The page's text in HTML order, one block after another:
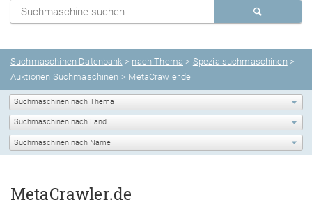
Suchmaschinen Datenbank > nach Thema > Spezialsuchmaschinen >
Auktionen Suchmaschinen > MetaCrawler.de
MetaCrawler.de